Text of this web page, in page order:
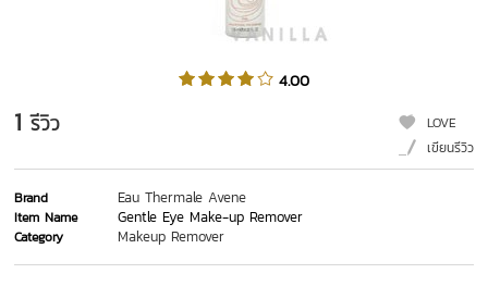
4.00
1 รีวิว
LOVE
เขียนรีวิว
Brand Eau Thermale Avene
Item Name Gentle Eye Make-up Remover
Category Makeup Remover